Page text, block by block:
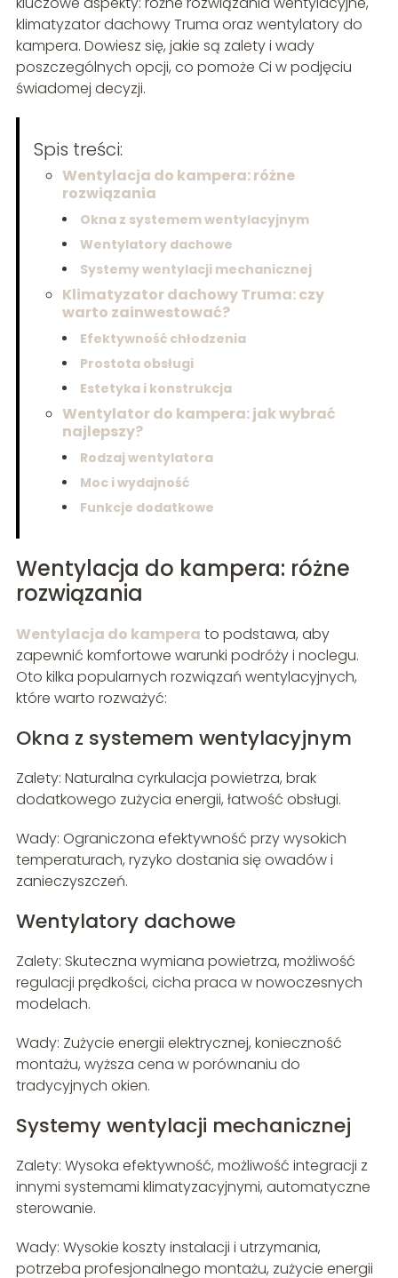
klimatyzator dachowy Truma oraz wentylatory do
kampera. Dowiesz się, jakie są zalety i wady
poszczególnych opcji, co pomoże Ci w podjęciu
świadomej decyzji.
Spis treści:
Wentylacja do kampera: różne
rozwiązania
Okna z systemem wentylacyjnym
Wentylatory dachowe
Systemy wentylacji mechanicznej
Klimatyzator dachowy Truma: czy
warto zainwestować?
Efektywność chłodzenia
Prostota obsługi
Estetyka i konstrukcja
Wentylator do kampera: jak wybrać
najlepszy?
Rodzaj wentylatora
Moc i wydajność
Funkcje dodatkowe
Wentylacja do kampera: różne
rozwiązania
Wentylacja do kampera to podstawa, aby
zapewnić komfortowe warunki podróży i noclegu.
Oto kilka popularnych rozwiązań wentylacyjnych,
które warto rozważyć:
Okna z systemem wentylacyjnym
Zalety: Naturalna cyrkulacja powietrza, brak
dodatkowego zużycia energii, łatwość obsługi.
Wady: Ograniczona efektywność przy wysokich
temperaturach, ryzyko dostania się owadów i
zanieczyszczeń.
Wentylatory dachowe
Zalety: Skuteczna wymiana powietrza, możliwość
regulacji prędkości, cicha praca w nowoczesnych
modelach.
Wady: Zużycie energii elektrycznej, konieczność
montażu, wyższa cena w porównaniu do
tradycyjnych okien.
Systemy wentylacji mechanicznej
Zalety: Wysoka efektywność, możliwość integracji z
innymi systemami klimatyzacyjnymi, automatyczne
sterowanie.
Wady: Wysokie koszty instalacji i utrzymania,
potrzeba profesjonalnego montażu, zużycie energii